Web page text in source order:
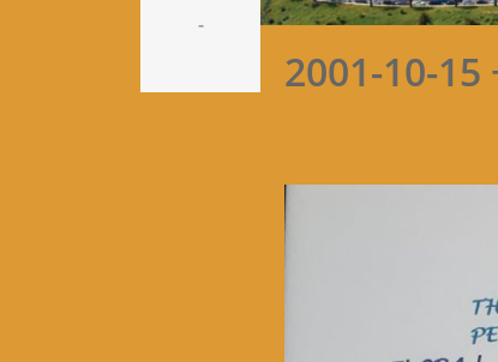
-
2001-10-15